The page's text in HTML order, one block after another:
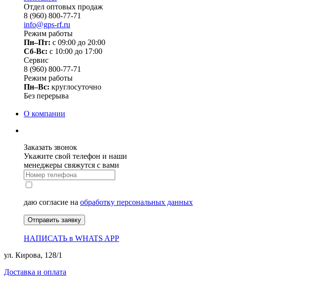
Отдел оптовых продаж
8 (960) 800-77-71
info@gps-rf.ru
Режим работы
Пн–Пт: с 09:00 до 20:00
Сб-Вс: c 10:00 до 17:00
Сервис
8 (960) 800-77-71
Режим работы
Пн–Вс: круглосуточно
Без перерыва
О компании
Заказать звонок
Укажите свой телефон и наши
менеджеры свяжутся с вами
даю согласие на обработку персональных данных
Отправить заявку
НАПИСАТЬ в WHATS APP
ул. Кирова, 128/1
Доставка и оплата